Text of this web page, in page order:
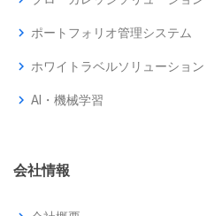
chevron_right ポートフォリオ管理システム
chevron_right ホワイトラベルソリューション
chevron_right AI・機械学習
会社情報